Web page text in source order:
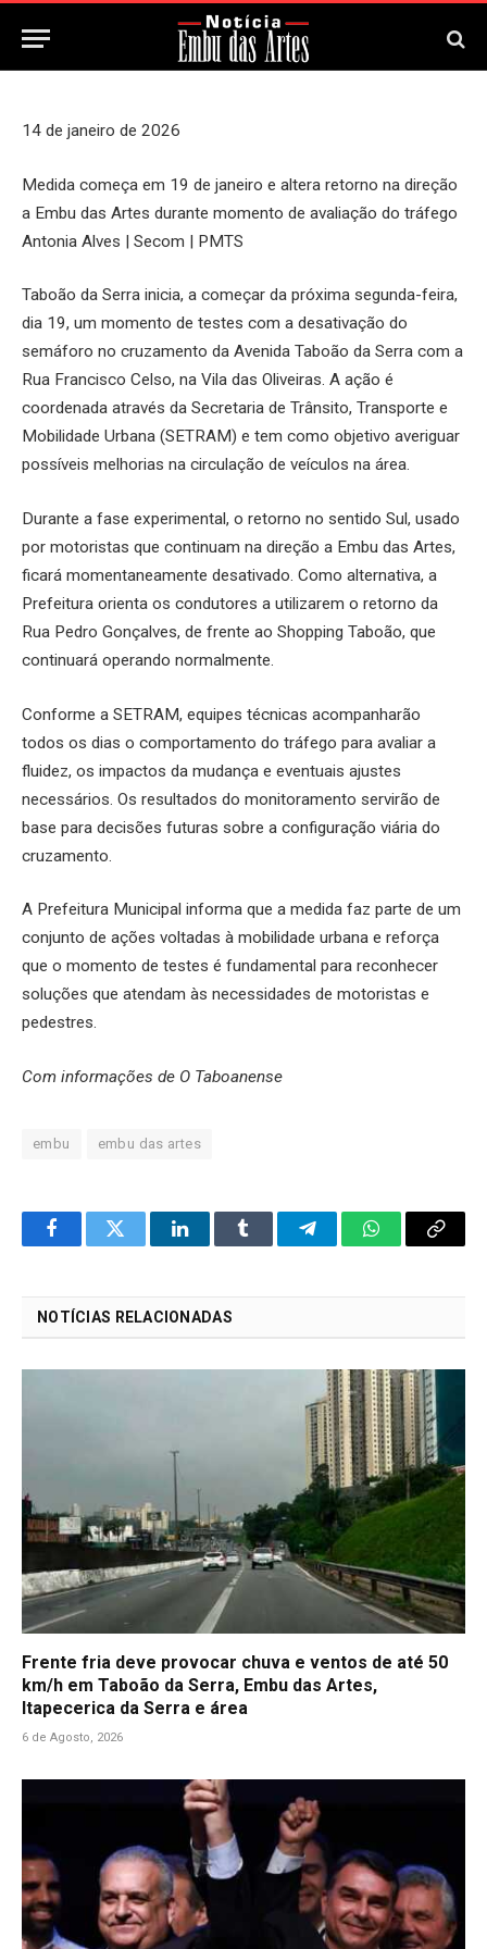
16 de Janeiro, 2026 Updated: 16 de Janeiro, 2026
14 de janeiro de 2026
Medida começa em 19 de janeiro e altera retorno na direção
a Embu das Artes durante momento de avaliação do tráfego
Antonia Alves | Secom | PMTS
Taboão da Serra inicia, a começar da próxima segunda-feira,
dia 19, um momento de testes com a desativação do
semáforo no cruzamento da Avenida Taboão da Serra com a
Rua Francisco Celso, na Vila das Oliveiras. A ação é
coordenada através da Secretaria de Trânsito, Transporte e
Mobilidade Urbana (SETRAM) e tem como objetivo averiguar
possíveis melhorias na circulação de veículos na área.
Durante a fase experimental, o retorno no sentido Sul, usado
por motoristas que continuam na direção a Embu das Artes,
ficará momentaneamente desativado. Como alternativa, a
Prefeitura orienta os condutores a utilizarem o retorno da
Rua Pedro Gonçalves, de frente ao Shopping Taboão, que
continuará operando normalmente.
Conforme a SETRAM, equipes técnicas acompanharão
todos os dias o comportamento do tráfego para avaliar a
fluidez, os impactos da mudança e eventuais ajustes
necessários. Os resultados do monitoramento servirão de
base para decisões futuras sobre a configuração viária do
cruzamento.
A Prefeitura Municipal informa que a medida faz parte de um
conjunto de ações voltadas à mobilidade urbana e reforça
que o momento de testes é fundamental para reconhecer
soluções que atendam às necessidades de motoristas e
pedestres.
Com informações de O Taboanense
embu embu das artes
FacebookTwitter LinkedInTumblr TelegramWhatsApp
Copy
NOTÍCIAS RELACIONADAS
Frente fria deve provocar chuva e ventos de até 50
km/h em Taboão da Serra, Embu das Artes,
Itapecerica da Serra e área
6 de Agosto, 2026